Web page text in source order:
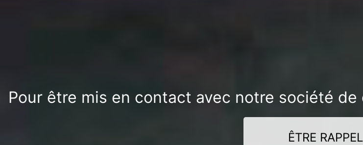
Pour être mis en contact avec notre société
ÊTRE